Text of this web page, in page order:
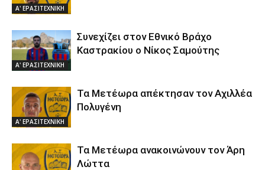
Α' ΕΡΑΣΙΤΕΧΝΙΚΗ
Α' ΕΡΑΣΙΤΕΧΝΙΚΗ
Συνεχίζει στον Εθνικό Βράχο
Καστρακίου ο Νίκος Σαμούτης
Α' ΕΡΑΣΙΤΕΧΝΙΚΗ
Τα Μετέωρα απέκτησαν τον Αχιλλέα
Πολυγένη
Τα Μετέωρα ανακοινώνουν τον Άρη
Λώττα